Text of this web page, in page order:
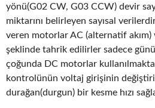
yönü(G02 CW, G03 CCW) devir
miktarını belirleyen sayısal
veren motorlar AC (alternatif akım)
şeklinde tahrik edilirler sadece
çoğunda DC motorlar
kontrolünün voltaj girişinin
durağan(durgun) bir kesme hızı